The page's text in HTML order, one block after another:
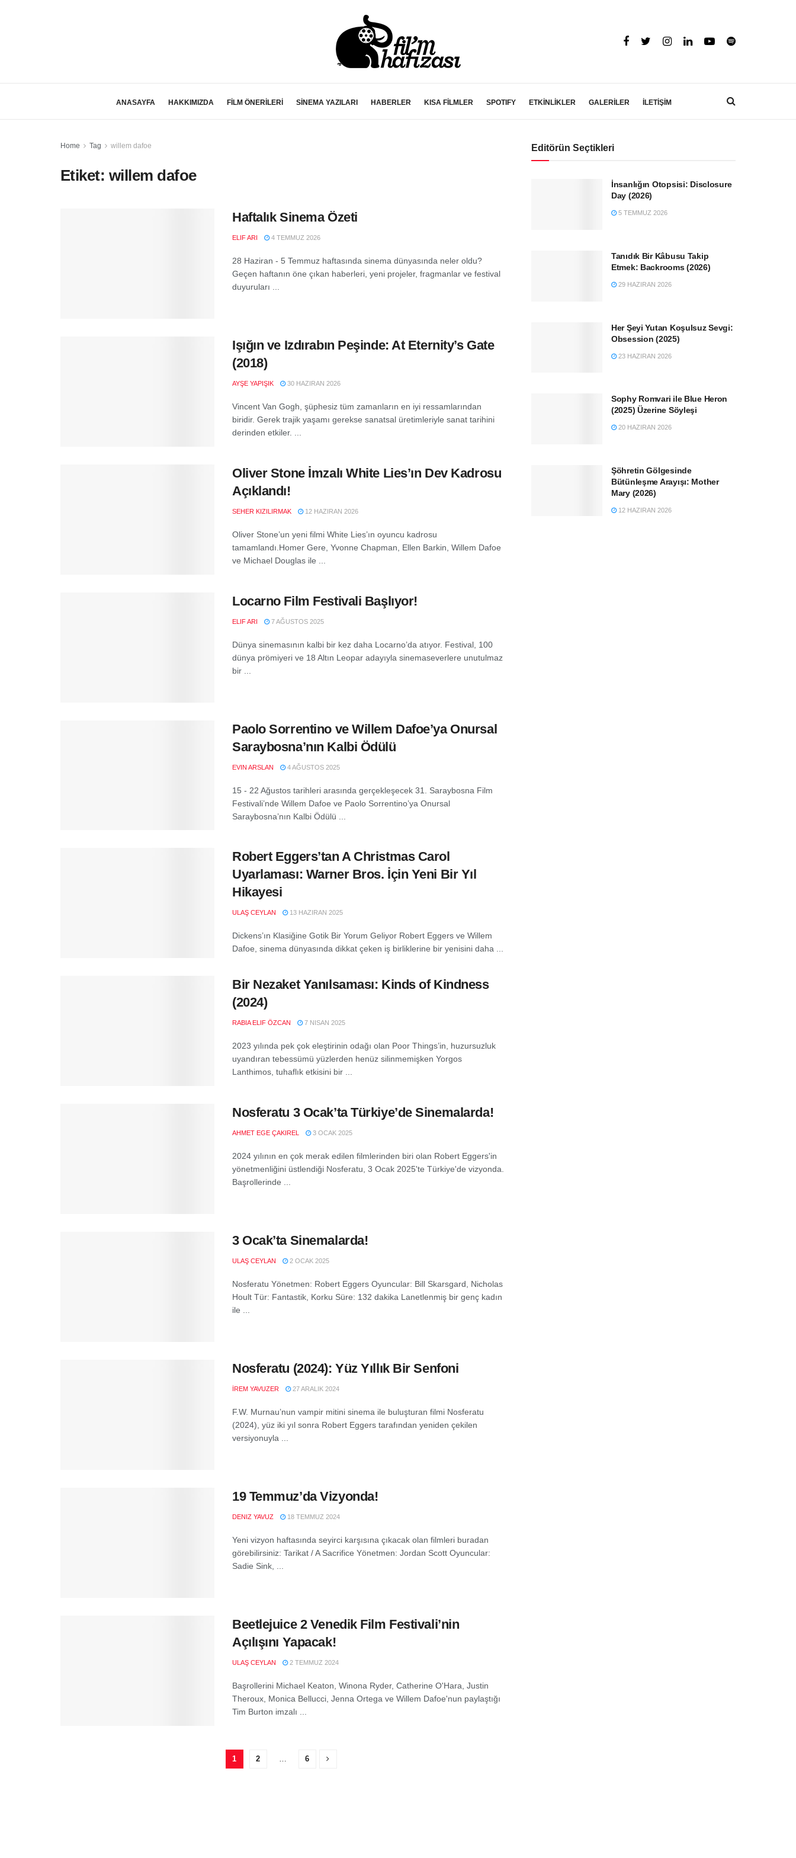
ANASAYFA HAKKIMIZDA FİLM ÖNERİLERİ SİNEMA YAZILARI HABERLER KISA FİLMLER SPOTIFY ETKİNLİKLER GALERİLER İLETİŞİM
Home Tag willem dafoe
Etiket: willem dafoe
Haftalık Sinema Özeti
ELIF ARI 4 TEMMUZ 2026
28 Haziran - 5 Temmuz haftasında sinema dünyasında neler oldu?
Geçen haftanın öne çıkan haberleri, yeni projeler, fragmanlar ve festival
duyuruları ...
Işığın ve Izdırabın Peşinde: At Eternity’s Gate
(2018)
AYŞE YAPIŞIK 30 HAZIRAN 2026
Vincent Van Gogh, şüphesiz tüm zamanların en iyi ressamlarından
biridir. Gerek trajik yaşamı gerekse sanatsal üretimleriyle sanat tarihini
derinden etkiler. ...
Oliver Stone İmzalı White Lies’ın Dev Kadrosu
Açıklandı!
SEHER KIZILIRMAK 12 HAZIRAN 2026
Oliver Stone’un yeni filmi White Lies’ın oyuncu kadrosu
tamamlandı.Homer Gere, Yvonne Chapman, Ellen Barkin, Willem Dafoe
ve Michael Douglas ile ...
Locarno Film Festivali Başlıyor!
ELIF ARI 7 AĞUSTOS 2025
Dünya sinemasının kalbi bir kez daha Locarno’da atıyor. Festival, 100
dünya prömiyeri ve 18 Altın Leopar adayıyla sinemaseverlere unutulmaz
bir ...
Paolo Sorrentino ve Willem Dafoe’ya Onursal
Saraybosna’nın Kalbi Ödülü
EVIN ARSLAN 4 AĞUSTOS 2025
15 - 22 Ağustos tarihleri arasında gerçekleşecek 31. Saraybosna Film
Festivali’nde Willem Dafoe ve Paolo Sorrentino’ya Onursal
Saraybosna’nın Kalbi Ödülü ...
Robert Eggers’tan A Christmas Carol
Uyarlaması: Warner Bros. İçin Yeni Bir Yıl
Hikayesi
ULAŞ CEYLAN 13 HAZIRAN 2025
Dickens’ın Klasiğine Gotik Bir Yorum Geliyor Robert Eggers ve Willem
Dafoe, sinema dünyasında dikkat çeken iş birliklerine bir yenisini daha ...
Bir Nezaket Yanılsaması: Kinds of Kindness
(2024)
RABIA ELIF ÖZCAN 7 NISAN 2025
2023 yılında pek çok eleştirinin odağı olan Poor Things’in, huzursuzluk
uyandıran tebessümü yüzlerden henüz silinmemişken Yorgos
Lanthimos, tuhaflık etkisini bir ...
Nosferatu 3 Ocak’ta Türkiye’de Sinemalarda!
AHMET EGE ÇAKIREL 3 OCAK 2025
2024 yılının en çok merak edilen filmlerinden biri olan Robert Eggers'in
yönetmenliğini üstlendiği Nosferatu, 3 Ocak 2025'te Türkiye'de vizyonda.
Başrollerinde ...
3 Ocak’ta Sinemalarda!
ULAŞ CEYLAN 2 OCAK 2025
Nosferatu Yönetmen: Robert Eggers Oyuncular: Bill Skarsgard, Nicholas
Hoult Tür: Fantastik, Korku Süre: 132 dakika Lanetlenmiş bir genç kadın
ile ...
Nosferatu (2024): Yüz Yıllık Bir Senfoni
İREM YAVUZER 27 ARALIK 2024
F.W. Murnau’nun vampir mitini sinema ile buluşturan filmi Nosferatu
(2024), yüz iki yıl sonra Robert Eggers tarafından yeniden çekilen
versiyonuyla ...
19 Temmuz’da Vizyonda!
DENIZ YAVUZ 18 TEMMUZ 2024
Yeni vizyon haftasında seyirci karşısına çıkacak olan filmleri buradan
görebilirsiniz: Tarikat / A Sacrifice Yönetmen: Jordan Scott Oyuncular:
Sadie Sink, ...
Beetlejuice 2 Venedik Film Festivali’nin
Açılışını Yapacak!
ULAŞ CEYLAN 2 TEMMUZ 2024
Başrollerini Michael Keaton, Winona Ryder, Catherine O'Hara, Justin
Theroux, Monica Bellucci, Jenna Ortega ve Willem Dafoe'nun paylaştığı
Tim Burton imzalı ...
1 2 6
Editörün Seçtikleri
İnsanlığın Otopsisi: Disclosure
Day (2026)
5 TEMMUZ 2026
Tanıdık Bir Kâbusu Takip
Etmek: Backrooms (2026)
29 HAZIRAN 2026
Her Şeyi Yutan Koşulsuz Sevgi:
Obsession (2025)
23 HAZIRAN 2026
Sophy Romvari ile Blue Heron
(2025) Üzerine Söyleşi
20 HAZIRAN 2026
Şöhretin Gölgesinde
Bütünleşme Arayışı: Mother
Mary (2026)
12 HAZIRAN 2026